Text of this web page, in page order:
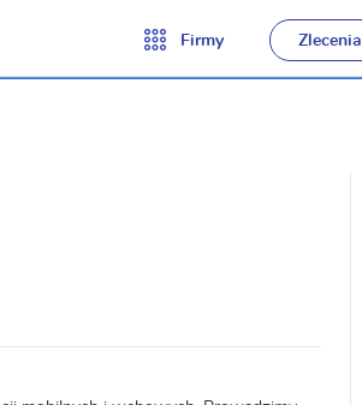
Firmy Zlecenia